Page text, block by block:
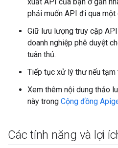
phải muốn API đi qua một
Giữ lưu lượng truy cập
doanh nghiệp phê duyệt
tuân thủ.
Tiếp tục xử lý thư nếu
Xem thêm nội dung thảo
này trong Cộng đồng
Các tính năng và lợi